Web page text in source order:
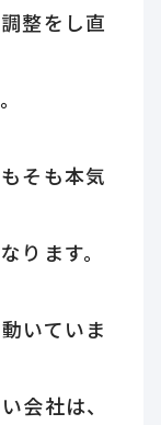
整をし直
そも本気
ります。
いていま
会社は、